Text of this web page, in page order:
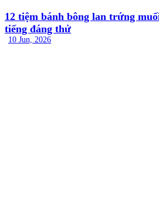
12 tiệm bánh bông lan trứng
tiếng đáng thử
10 Jun, 2026